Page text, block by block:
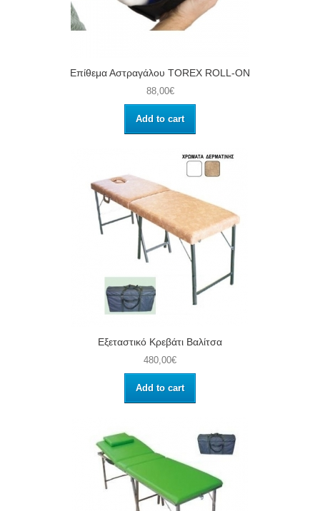
Επίθεμα Αστραγάλου TOREX ROLL-ON
88,00€
Add to cart
Εξεταστικό Κρεβάτι Βαλίτσα
480,00€
Add to cart